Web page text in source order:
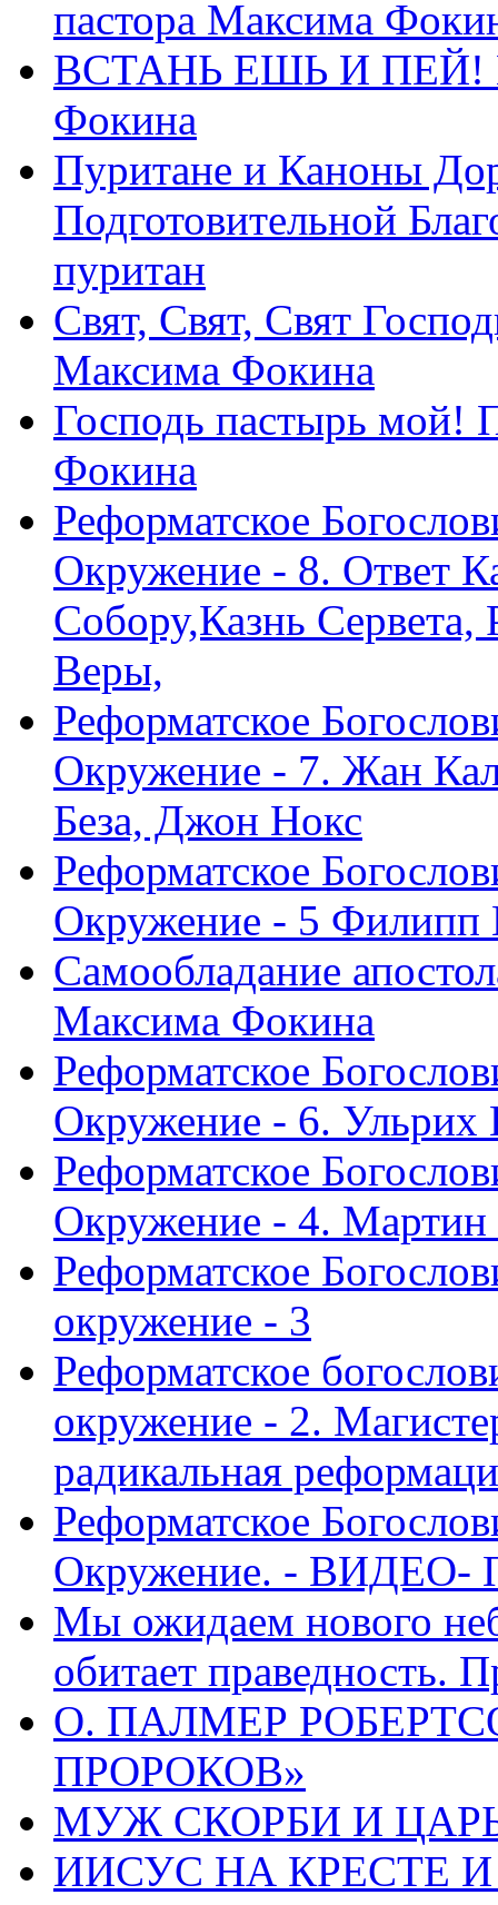
пастора Максима
ВСТАНЬ ЕШЬ И ПЕЙ!
Фокина
Пуритане и Каноны
Подготовительной
пуритан
Свят, Свят, Свят
Максима Фокина
Господь пастырь мой!
Фокина
Реформатское
Окружение - 8. Ответ
Собору,Казнь Сервета,
Веры,
Реформатское
Окружение - 7. Жан
Беза, Джон Нокс
Реформатское
Окружение - 5 Филипп
Самообладание
Максима Фокина
Реформатское
Окружение - 6. Ульрих
Реформатское
Окружение - 4.
Реформатское
окружение - 3
Реформатское
окружение - 2.
радикальная
Реформатское
Окружение. - ВИДЕО-
Мы ожидаем нового
обитает праведность.
О. ПАЛМЕР
ПРОРОКОВ»
МУЖ СКОРБИ И ЦАРЬ
ИИСУС НА КРЕСТЕ